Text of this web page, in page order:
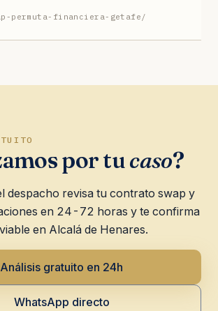
permuta-financiera-getafe/
por tucaso?
despacho revisa tu contrato swap y
en 24-72 horas y te confirma
en Alcalá de Henares.
Análisis gratuito en 24h
WhatsApp directo